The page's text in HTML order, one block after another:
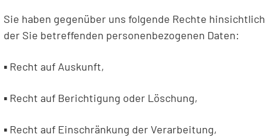
Sie haben gegenüber uns folgende Rechte hinsichtlich
der Sie betreffenden personenbezogenen Daten:
▪ Recht auf Auskunft,
▪ Recht auf Berichtigung oder Löschung,
▪ Recht auf Einschränkung der Verarbeitung,